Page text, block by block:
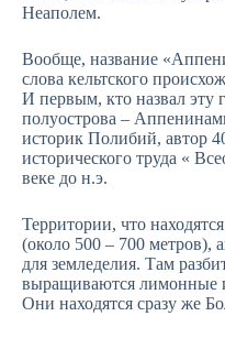
Неаполем.
Вообще, название
слова кельтского
И первым, кто назвал эту
полуострова –
историк Полибий, автор
исторического труда «
веке до н.э.
Территории, что
(около 500 – 700 метров),
для земледелия. Там
выращиваются лимонные
Они находятся сразу же